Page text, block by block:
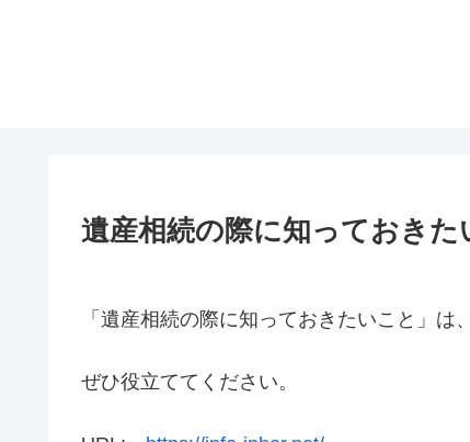
遺産相続の際に知っておきた
「遺産相続の際に知っておきたいこと」は
ぜひ役立ててください。